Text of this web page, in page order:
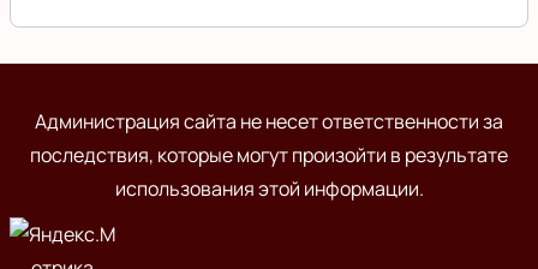
Администрация сайта не несет ответственности за
последствия, которые могут произойти в результате
использования этой информации.